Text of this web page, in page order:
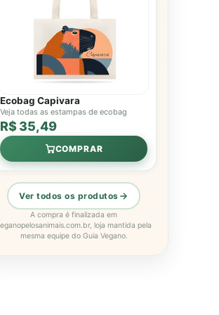
Ecobag Capivara
Veja todas as estampas de ecobag
R$ 35,49
COMPRAR
Ver todos os produtos
A compra é finalizada em
loja mantida pela
mesma equipe do Guia Vegano.